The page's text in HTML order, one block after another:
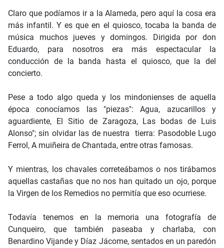
Claro que podíamos ir a la Alameda, pero aquí la cosa era
más infantil. Y es que en el quiosco, tocaba la banda de
música muchos jueves y domingos. Dirigida por don
Eduardo, para nosotros era más espectacular la
conducción de la banda hasta el quiosco, que la del
concierto.
Pese a todo algo queda y los mindonienses de aquella
época conocíamos las "piezas": Agua, azucarillos y
aguardiente, El Sitio de Zaragoza, Las bodas de Luis
Alonso"; sin olvidar las de nuestra tierra: Pasodoble Lugo
Ferrol, A muiñeira de Chantada, entre otras famosas.
Y mientras, los chavales correteábamos o nos tirábamos
aquellas castañas que no nos han quitado un ojo, porque
la Virgen de los Remedios no permitía que eso ocurriese.
Todavía tenemos en la memoria una fotografía de
Cunqueiro, que también paseaba y charlaba, con
Benardino Vijande y Díaz Jácome, sentados en un paredón